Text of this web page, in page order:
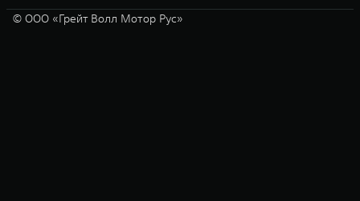
© ООО «Грейт Волл Мотор Рус»